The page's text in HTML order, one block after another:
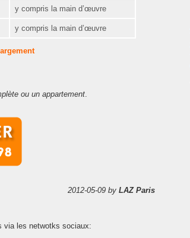
y compris la main d’œuvre
y compris la main d’œuvre
ou un appartement.
2012-05-09 by LAZ Paris
via les netwotks sociaux: